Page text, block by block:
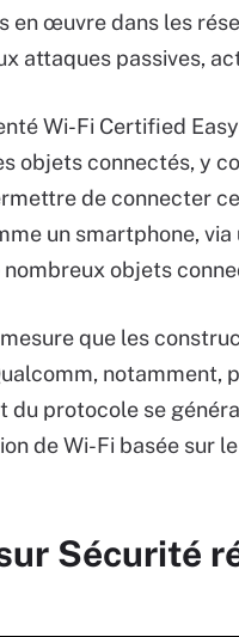
en œuvre dans les
attaques passives,
Wi-Fi Certified
objets connectés, y
de connecter
un smartphone, via
objets
que les
notamment,
du protocole se
de Wi-Fi basée sur
Sécurité